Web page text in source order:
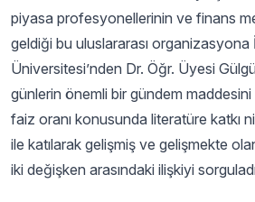
piyasa profesyonellerinin ve finans
geldiği bu uluslararası organizasyona
Üniversitesi’nden Dr. Öğr. Üyesi
günlerin önemli bir gündem
faiz oranı konusunda literatüre katkı
ile katılarak gelişmiş ve gelişmekte
iki değişken arasındaki ilişkiyi